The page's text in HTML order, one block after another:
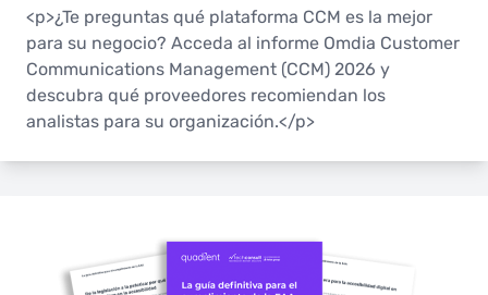
<p>¿Te preguntas qué plataforma CCM es la mejor
para su negocio? Acceda al informe Omdia Customer
Communications Management (CCM) 2026 y
descubra qué proveedores recomiendan los
analistas para su organización.</p>